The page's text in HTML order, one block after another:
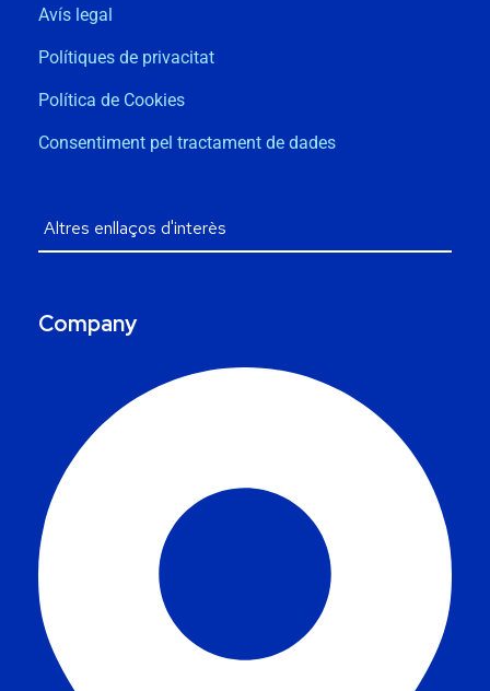
Avís legal
Polítiques de privacitat
Política de Cookies
Consentiment pel tractament de dades
Company